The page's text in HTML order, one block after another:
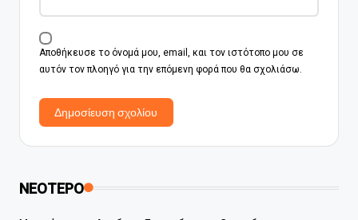
Αποθήκευσε το όνομά μου, email, και τον ιστότοπο μου σε
αυτόν τον πλοηγό για την επόμενη φορά που θα σχολιάσω.
ΝΕΟΤΕΡΟ